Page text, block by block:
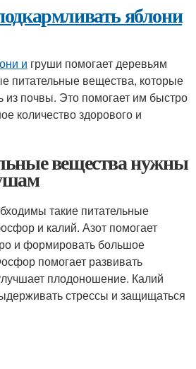
яблони
и груши помогает деревьям
питательные вещества, которые
из почвы. Это помогает им быстро
количество здорового и
вещества нужны
такие питательные
и калий. Азот помогает
и формировать большое
помогает развивать
плодоношение. Калий
стрессы и защищаться